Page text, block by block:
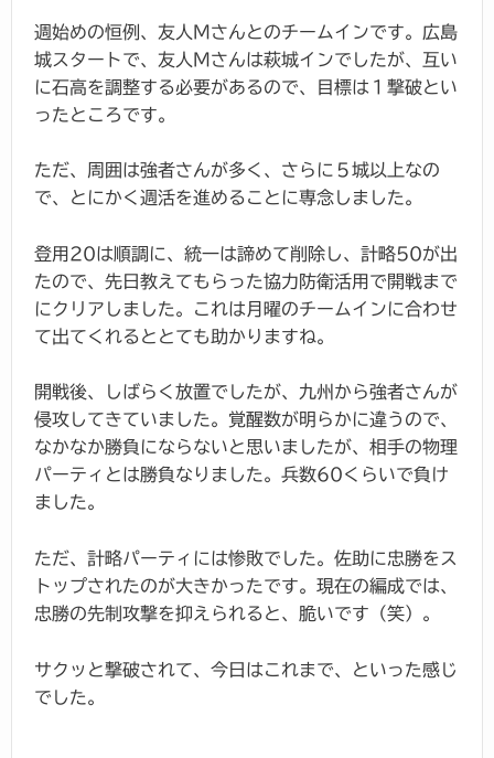
週始めの恒例、友人Mさんとのチームインです。広島
城スタートで、友人Mさんは萩城インでしたが、互い
に石高を調整する必要があるので、目標は１撃破とい
ったところです。
ただ、周囲は強者さんが多く、さらに５城以上なの
で、とにかく週活を進めることに専念しました。
登用20は順調に、統一は諦めて削除し、計略50が出
たので、先日教えてもらった協力防衛活用で開戦まで
にクリアしました。これは月曜のチームインに合わせ
て出てくれるととても助かりますね。
開戦後、しばらく放置でしたが、九州から強者さんが
侵攻してきていました。覚醒数が明らかに違うので、
なかなか勝負にならないと思いましたが、相手の物理
パーティとは勝負なりました。兵数60くらいで負け
ました。
ただ、計略パーティには惨敗でした。佐助に忠勝をス
トップされたのが大きかったです。現在の編成では、
忠勝の先制攻撃を抑えられると、脆いです（笑）。
サクッと撃破されて、今日はこれまで、といった感じ
でした。